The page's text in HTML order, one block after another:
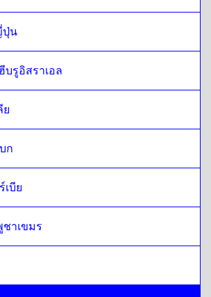
ปุ่น
รูอิสราเอล
ย
ก
เบีย
าเขมร